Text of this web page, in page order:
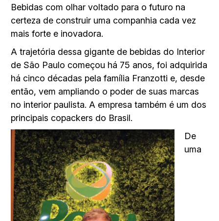
Bebidas com olhar voltado para o futuro na
certeza de construir uma companhia cada vez
mais forte e inovadora.
A trajetória dessa gigante de bebidas do Interior
de São Paulo começou há 75 anos, foi adquirida
há cinco décadas pela família Franzotti e, desde
então, vem ampliando o poder de suas marcas
no interior paulista. A empresa também é um dos
principais copackers do Brasil.
De
uma